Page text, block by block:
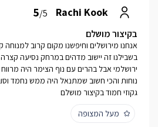
Rachi Kook
5/5
בקיצור מושלם
אנחנו מירושלים וחיפשנו מקום קרוב
בשבילנו זה יישוב מדהים במרחק נסיעה
ירושלמי אבל בהרים עם נוף הצימר היה
נוחות והכי חשוב שמתנאל היה ממש נחמד
גקוזי חמוד בקיצור מושלם
מעל המצופה